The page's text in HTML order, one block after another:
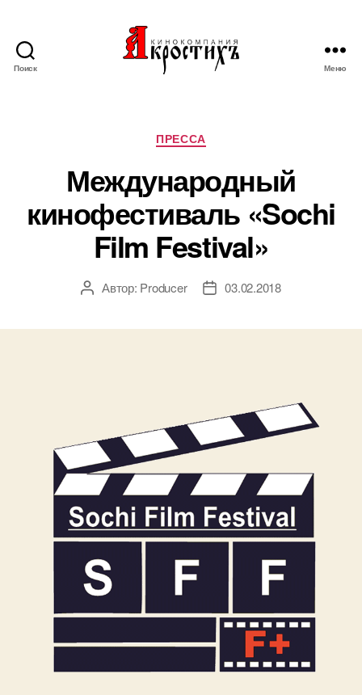
Поиск Меню
Рубрики
ПРЕССА
Международный
кинофестиваль «Sochi
Film Festival»
АвторАвтор: Producer
Дата03.02.2018